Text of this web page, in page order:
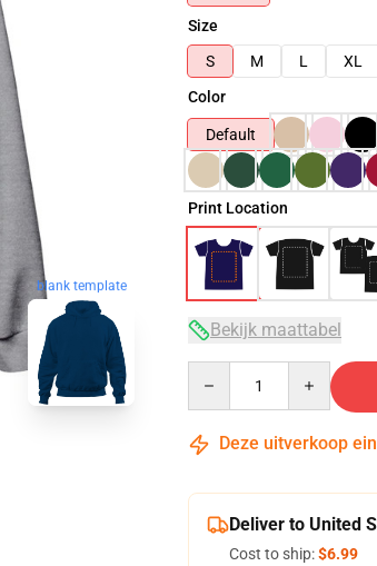
blank template
Size
S
M L XL
Color
Default
Print Location
Bekijk maattabel
Deze uitverkoop
Deliver to United
Cost to ship:$6.99